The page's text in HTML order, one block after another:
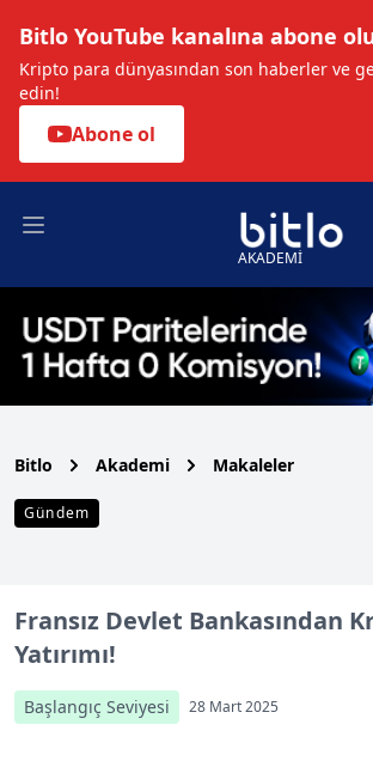
Bitlo YouTube kanalına abone
Kripto para dünyasından son haberler ve
edin!
Abone ol
Open main menu
AKADEMİ
Bitlo Akademi Makaleler
Gündem
Fransız Devlet Bankasından
Yatırımı!
Başlangıç Seviyesi 28 Mart 2025